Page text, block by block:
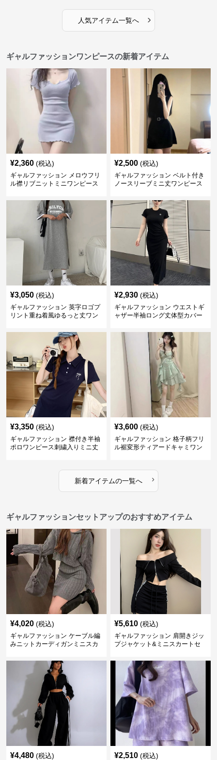
人気アイテム一覧へ ›
ギャルファッションワンピースの新着アイテム
¥2,360 (税込)
ギャルファッション メロウフリ
ル襟リブニットミニワンピース
¥2,500 (税込)
ギャルファッション ベルト付き
ノースリーブミニ丈ワンピース
¥3,050 (税込)
ギャルファッション 英字ロゴプ
リント重ね着風ゆるっと丈ワン
¥2,930 (税込)
ギャルファッション ウエストギ
ャザー半袖ロング丈体型カバー
¥3,350 (税込)
ギャルファッション 襟付き半袖
ポロワンピース刺繍入りミニ丈
¥3,600 (税込)
ギャルファッション 格子柄フリ
ル裾変形ティアードキャミワン
新着アイテムの一覧へ ›
ギャルファッションセットアップのおすすめアイテム
¥4,020 (税込)
ギャルファッション ケーブル編
みニットカーディガンミニスカ
¥5,610 (税込)
ギャルファッション 肩開きジッ
プジャケット&ミニスカートセ
¥4,480 (税込) ¥2,510 (税込)